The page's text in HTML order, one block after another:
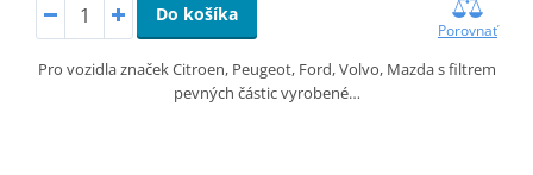
Do košíka
Porovnať
Pro vozidla značek Citroen, Peugeot, Ford, Volvo, Mazda s filtrem
pevných částic vyrobené…